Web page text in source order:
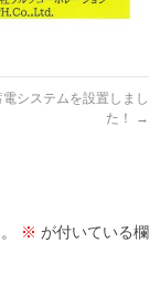
システムを設置しまし
た！
→
※ が付いている欄